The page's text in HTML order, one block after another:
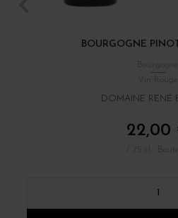
BOURGOGNE
DOMAINE RENÉ
22,00